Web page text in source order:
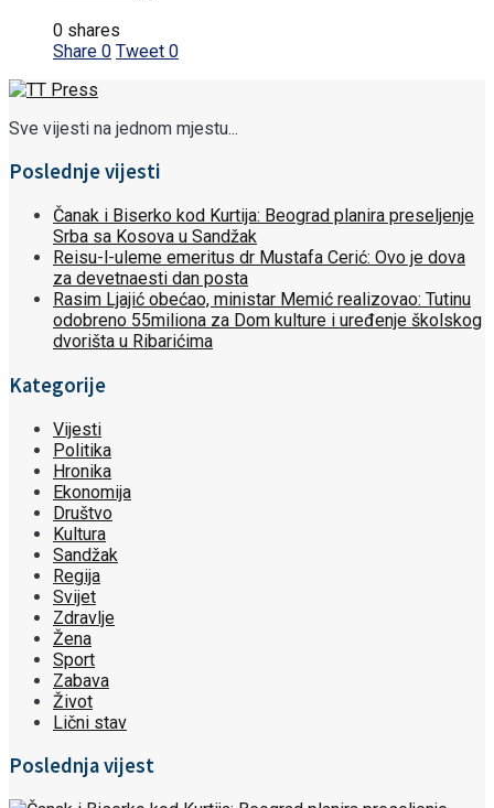
0 shares
Share 0 Tweet 0
Sve vijesti na jednom mjestu...
Poslednje vijesti
Čanak i Biserko kod Kurtija: Beograd planira preseljenje
Srba sa Kosova u Sandžak
Reisu-l-uleme emeritus dr Mustafa Cerić: Ovo je dova
za devetnaesti dan posta
Rasim Ljajić obećao, ministar Memić realizovao: Tutinu
odobreno 55miliona za Dom kulture i uređenje školskog
dvorišta u Ribarićima
Kategorije
Vijesti
Politika
Hronika
Ekonomija
Društvo
Kultura
Sandžak
Regija
Svijet
Zdravlje
Žena
Sport
Zabava
Život
Lični stav
Poslednja vijest